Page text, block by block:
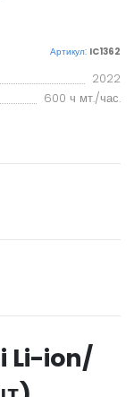
Артикул: IC1362
2022
600 ч мт./час.
Li-ion/